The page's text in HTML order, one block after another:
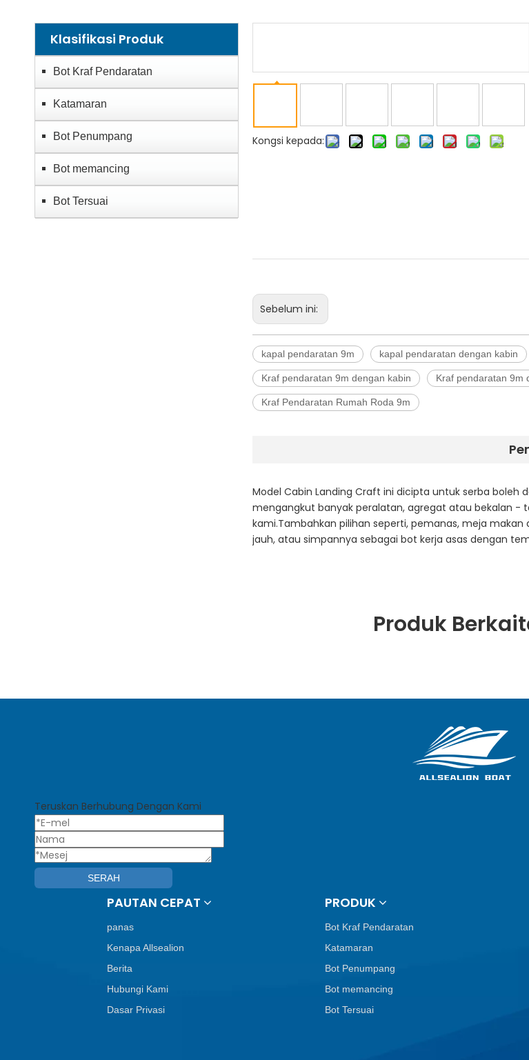
Klasifikasi Produk
Bot Kraf Pendaratan
Katamaran
Bot Penumpang
Bot memancing
Bot Tersuai
Kongsi kepada:
Sebelum ini:
kapal pendaratan 9m kapal pendaratan dengan kabin
Kraf pendaratan 9m dengan kabin Kraf pendaratan 9m
Kraf Pendaratan Rumah Roda 9m
Model Cabin Landing Craft ini dicipta untuk serba boleh
mengangkut banyak peralatan, agregat atau bekalan -
kami.Tambahkan pilihan seperti, pemanas, meja
jauh, atau simpannya sebagai bot kerja asas dengan
Produk
Teruskan Berhubung Dengan Kami
SERAH
PAUTAN CEPAT
panas
Kenapa Allsealion
Berita
Hubungi Kami
Dasar Privasi
PRODUK
Bot Kraf Pendaratan
Katamaran
Bot Penumpang
Bot memancing
Bot Tersuai